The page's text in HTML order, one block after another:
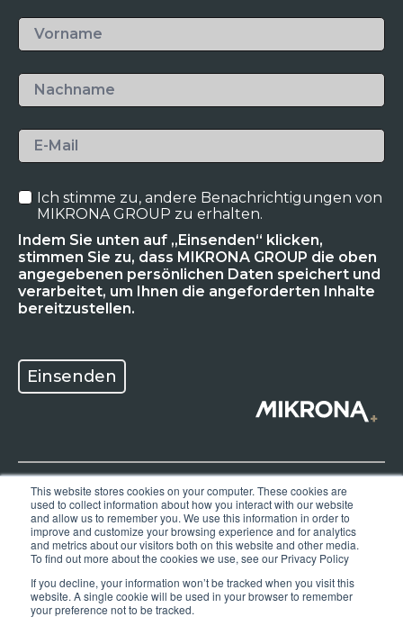
This website stores cookies on your computer. These cookies are
used to collect information about how you interact with our website
and allow us to remember you. We use this information in order to
improve and customize your browsing experience and for analytics
and metrics about our visitors both on this website and other media.
To find out more about the cookies we use, see our Privacy Policy
If you decline, your information won’t be tracked when you visit this
website. A single cookie will be used in your browser to remember
your preference not to be tracked.
Ich stimme zu, andere Benachrichtigungen von
MIKRONA GROUP zu erhalten.
Indem Sie unten auf „Einsenden“ klicken,
stimmen Sie zu, dass MIKRONA GROUP die oben
angegebenen persönlichen Daten speichert und
verarbeitet, um Ihnen die angeforderten Inhalte
bereitzustellen.
Datenschutzerklärung
AGB
AEB